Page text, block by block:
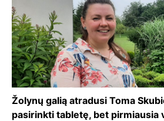
Žolynų galią atradusi Toma
pasirinkti tabletę, bet pirmiausia